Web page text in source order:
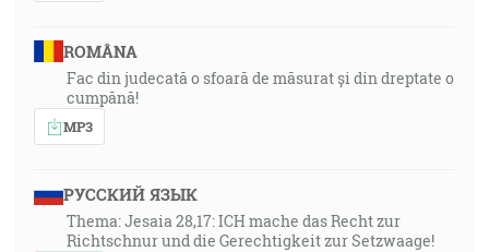
ROMÂNA
Fac din judecată o sfoară de măsurat și din dreptate o
cumpănă!
MP3
РУССКИЙ ЯЗЫК
Thema: Jesaia 28,17: ICH mache das Recht zur
Richtschnur und die Gerechtigkeit zur Setzwaage!